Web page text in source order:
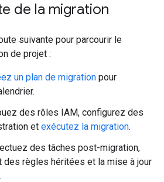
de la migration
suivante pour parcourir le
de projet :
un plan de migration pour
des rôles IAM, configurez des
et exécutez la migration.
des tâches post-migration,
des règles héritées et la mise à jour